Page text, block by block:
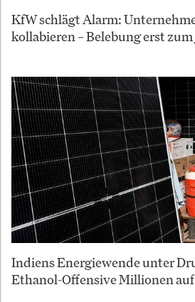
KfW schlägt Alarm:
kollabieren – Belebung erst zum
Indiens Energiewende unter
Ethanol-Offensive Millionen